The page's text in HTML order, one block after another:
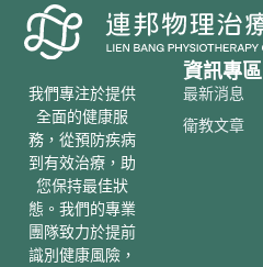
我們專注於提供
全面的健康服
務，從預防疾病
到有效治療，助
您保持最佳狀
態。我們的專業
團隊致力於提前
識別健康風險，
資訊專區
最新消息
衛教文章